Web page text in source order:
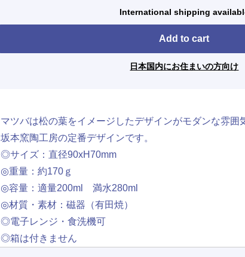
International shipping
Add to cart
日本国内にお住まいの方向け
マツバは松の葉をイメージしたデザインがモダンな雰囲
坂本窯陶工房の定番デザインです。
◎サイズ：直径90xH70mm
◎重量：約170ｇ
◎容量：適量200ml 満水280ml
◎材質・素材：磁器（有田焼）
◎電子レンジ・食洗機可
◎箱は付きません